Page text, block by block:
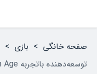
صفحه خانگی > بازی >